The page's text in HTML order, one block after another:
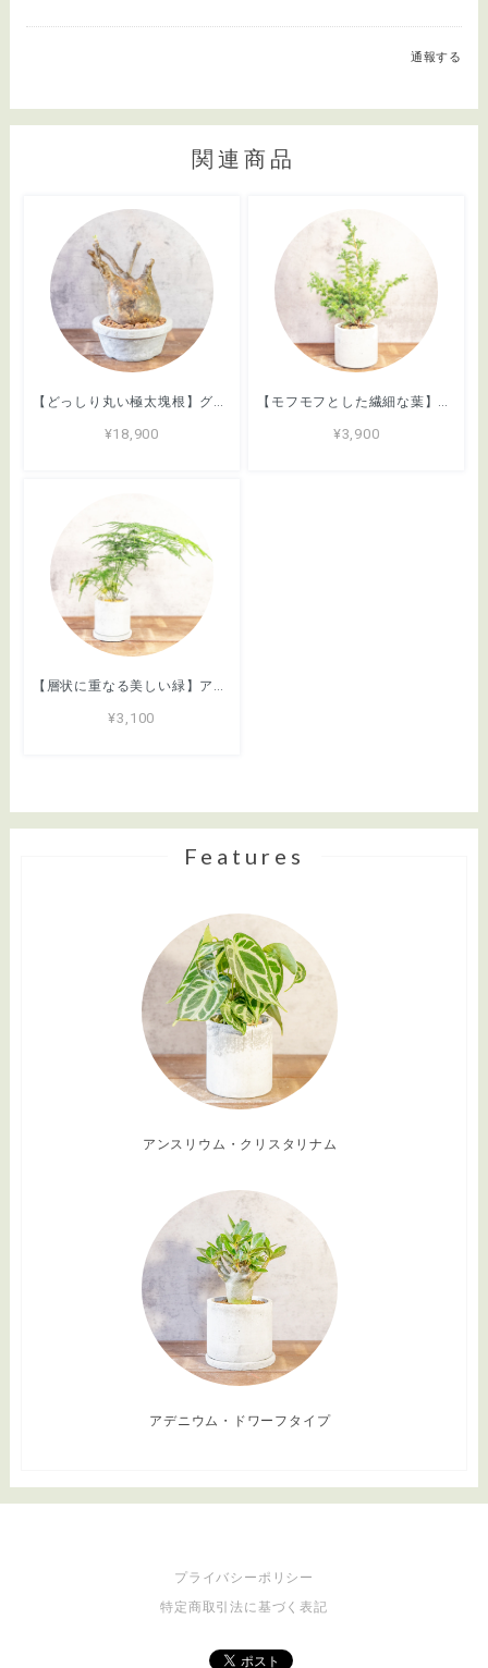
通報する
関連商品
【どっしり丸い極太塊根】グラキリス。胴回り40cmの圧倒的ボリューム。無骨な「手づくりモルタル鉢」とセットで。｜虫発生抑制（全国一律送料850円）
¥18,900
【モフモフとした繊細な葉】ヒムロスギ。やわらかな質感、ふんわり広がる美しい緑。通気性抜群の手づくりモルタル鉢に植え込んでお届け／育て方がわかるシートあり／全国一律送料850円
¥3,900
¥3,100
Features
アンスリウム・クリスタリナム
アデニウム・ドワーフタイプ
プライバシーポリシー
特定商取引法に基づく表記